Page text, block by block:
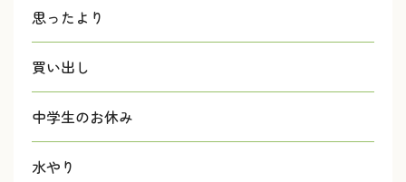
思ったより
買い出し
中学生のお休み
水やり